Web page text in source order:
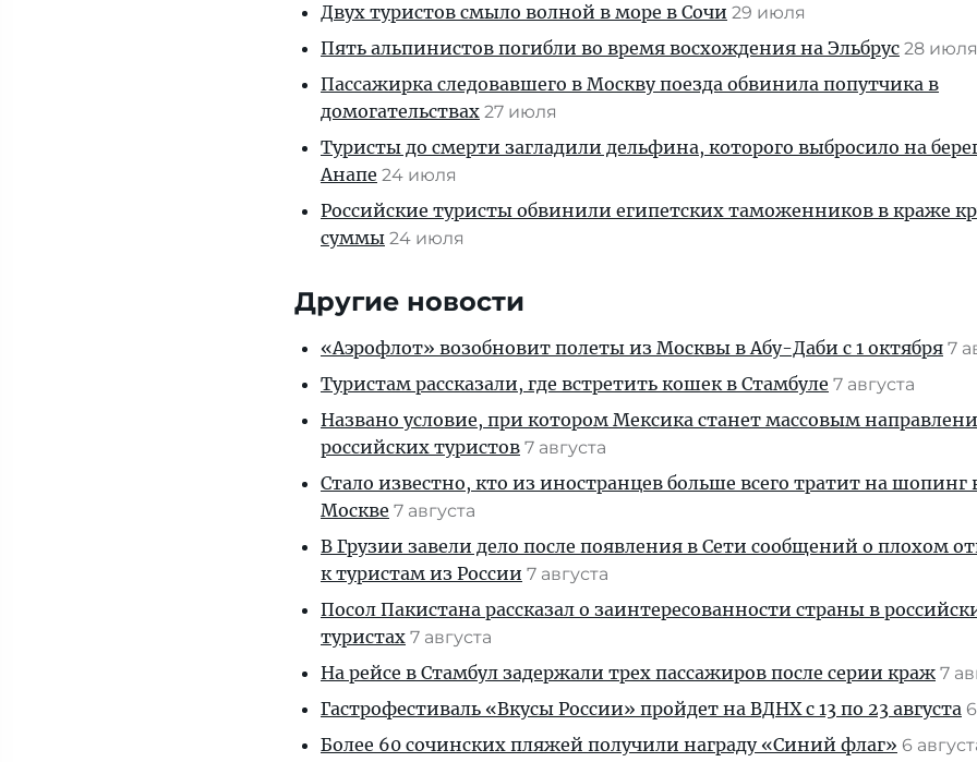
Двух туристов смыло волной в море в Сочи 29 июля
Пять альпинистов погибли во время восхождения на Эльбрус 28 июля
Пассажирка следовавшего в Москву поезда обвинила попутчика в
домогательствах 27 июля
Туристы до смерти загладили дельфина, которого выбросило на
Анапе 24 июля
Российские туристы обвинили египетских таможенников в краже
суммы 24 июля
Другие новости
«Аэрофлот» возобновит полеты из Москвы в Абу-Даби с 1 октября 7
Туристам рассказали, где встретить кошек в Стамбуле 7 августа
Названо условие, при котором Мексика станет массовым
российских туристов 7 августа
Стало известно, кто из иностранцев больше всего тратит на шопинг
Москве 7 августа
В Грузии завели дело после появления в Сети сообщений о плохом
к туристам из России 7 августа
Посол Пакистана рассказал о заинтересованности страны в
туристах 7 августа
На рейсе в Стамбул задержали трех пассажиров после серии краж 7
Гастрофестиваль «Вкусы России» пройдет на ВДНХ с 13 по 23 августа
Более 60 сочинских пляжей получили награду «Синий флаг» 6